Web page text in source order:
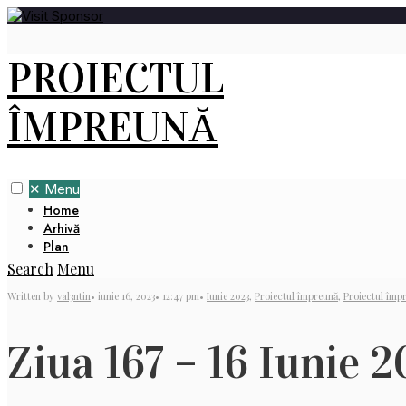
PROIECTUL
ÎMPREUNĂ
✕ Menu
Home
Arhivă
Plan
Search Menu
Written by val3ntin• iunie 16, 2023• 12:47 pm• Iunie 2023, Proiectul împreună, Proiectul
Ziua 167 – 16 Iunie